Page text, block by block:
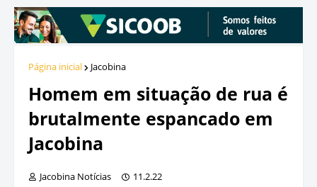
Página inicial Jacobina
Homem em situação de rua é
brutalmente espancado em
Jacobina
Jacobina Notícias 11.2.22